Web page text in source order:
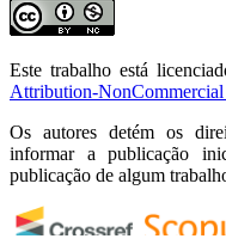
Este trabalho está
Attribution-
Os autores detém os
informar a publicação
publicação de algum